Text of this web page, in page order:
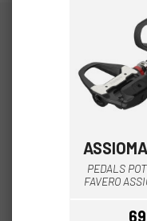
PEDALS
FAVERO